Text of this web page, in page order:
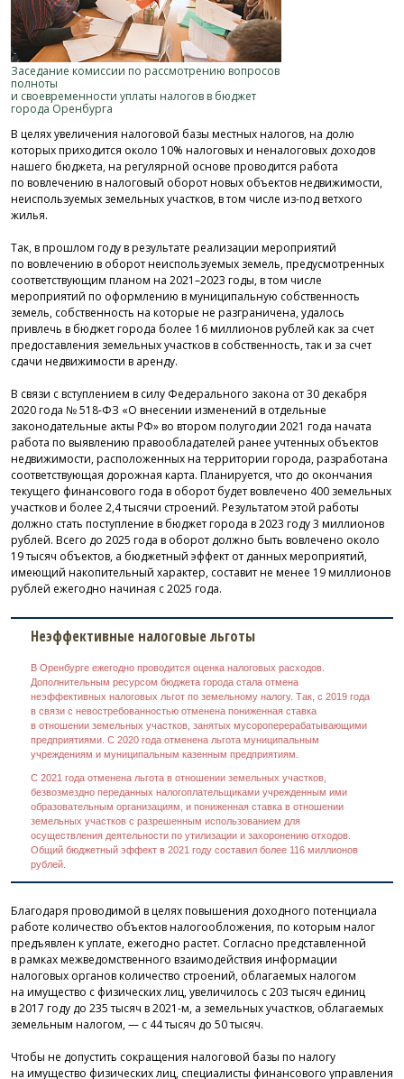
Заседание комиссии по рассмотрению вопросов
полноты
и своевременности уплаты налогов в бюджет
города Оренбурга
В целях увеличения налоговой базы местных налогов, на долю
которых приходится около 10% налоговых и неналоговых доходов
нашего бюджета, на регулярной основе проводится работа
по вовлечению в налоговый оборот новых объектов недвижимости,
неиспользуемых земельных участков, в том числе из-под ветхого
жилья.
Так, в прошлом году в результате реализации мероприятий
по вовлечению в оборот неиспользуемых земель, предусмотренных
соответствующим планом на 2021–2023 годы,в том числе
мероприятий по оформлению в муниципальную собственность
земель, собственность на которые не разграничена, удалось
привлечь в бюджет города более 16 миллионов рублей как за счет
предоставления земельных участков в собственность, так и за счет
сдачи недвижимости в аренду.
В связи с вступлением в силу Федерального закона от 30 декабря
2020 года № 518‑ФЗ «О внесении изменений в отдельные
законодательные акты РФ» во втором полугодии 2021 года начата
работа по выявлению правообладателей ранее учтенных объектов
недвижимости, расположенных на территории города, разработана
соответствующая дорожная карта. Планируется, что до окончания
текущего финансового года в оборот будет вовлечено 400 земельных
участков и более 2,4 тысячи строений. Результатом этой работы
должно стать поступление в бюджет города в 2023 году 3 миллионов
рублей. Всего до 2025 года в оборот должно быть вовлечено около
19 тысяч объектов, а бюджетный эффект от данных мероприятий,
имеющий накопительный характер, составит не менее 19 миллионов
рублей ежегодно начиная с 2025 года.
Неэффективные налоговые льготы
В Оренбурге ежегодно проводится оценка налоговых расходов.
Дополнительным ресурсом бюджета города стала отмена
неэффективных налоговых льгот по земельному налогу. Так, с 2019 года
в связи с невостребованностью отменена пониженная ставка
в отношении земельных участков, занятых мусороперерабатывающими
предприятиями. С 2020 года отменена льгота муниципальным
учреждениям и муниципальным казенным предприятиям.
С 2021 года отменена льгота в отношении земельных участков,
безвозмездно переданных налогоплательщиками учрежденным ими
образовательным организациям, и пониженная ставка в отношении
земельных участков с разрешенным использованием для
осуществления деятельности по утилизации и захоронению отходов.
Общий бюджетный эффект в 2021 году составил более 116 миллионов
рублей.
Благодаря проводимой в целях повышения доходного потенциала
работе количество объектов налогообложения, по которым налог
предъявлен к уплате, ежегодно растет. Согласно представленной
в рамках межведомственного взаимодействия информации
налоговых органов количество строений, облагаемых налогом
на имущество с физических лиц, увеличилось с 203 тысяч единиц
в 2017 году до 235 тысяч в2021-м, а земельных участков, облагаемых
земельным налогом, — с 44 тысяч до 50 тысяч.
Чтобы не допустить сокращения налоговой базы по налогу
на имущество физических лиц, специалисты финансового управления